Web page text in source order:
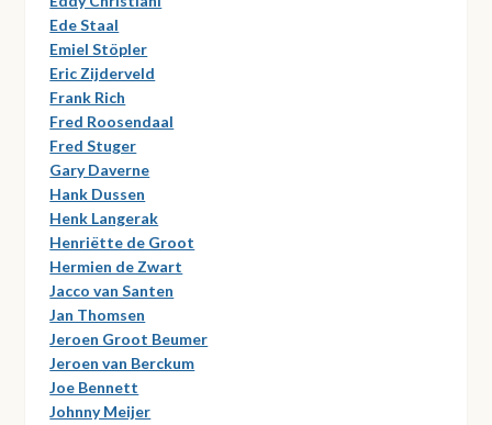
Ede Staal
Emiel Stöpler
Eric Zijderveld
Frank Rich
Fred Roosendaal
Fred Stuger
Gary Daverne
Hank Dussen
Henk Langerak
Henriëtte de Groot
Hermien de Zwart
Jacco van Santen
Jan Thomsen
Jeroen Groot Beumer
Jeroen van Berckum
Joe Bennett
Johnny Meijer